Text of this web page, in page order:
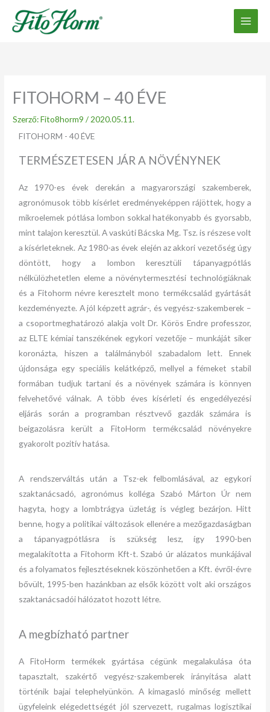
tartalomhoz
FITOHORM – 40 ÉVE
Szerző:Fito8horm9/ 2020.05.11.
FITOHORM - 40 ÉVE
TERMÉSZETESEN JÁR A NÖVÉNYNEK
Az 1970-es évek derekán a magyarországi szakemberek,
agronómusok több kísérlet eredményeképpen rájöttek, hogy a
mikroelemek pótlása lombon sokkal hatékonyabb és gyorsabb,
mint talajon keresztül. A vaskúti Bácska Mg. Tsz. is részese volt
a kísérleteknek. Az 1980-as évek elején az akkori vezetőség úgy
döntött, hogy a lombon keresztüli tápanyagpótlás
nélkülözhetetlen eleme a növénytermesztési technológiáknak
és a Fitohorm névre keresztelt mono termékcsalád gyártását
kezdeményezte. A jól képzett agrár-, és vegyész-szakemberek –
a csoportmeghatározó alakja volt Dr. Körös Endre professzor,
az ELTE kémiai tanszékének egykori vezetője – munkáját siker
koronázta, hiszen a találmányból szabadalom lett. Ennek
újdonsága egy speciális kelátképző, mellyel a fémeket stabil
formában tudjuk tartani és a növények számára is könnyen
felvehetővé válnak. A több éves kísérleti és engedélyezési
eljárás során a programban résztvevő gazdák számára is
beigazolásra került a FitoHorm termékcsalád növényekre
gyakorolt pozitív hatása.
A rendszerváltás után a Tsz-ek felbomlásával, az egykori
szaktanácsadó, agronómus kolléga Szabó Márton Úr nem
hagyta, hogy a lombtrágya üzletág is végleg bezárjon. Hitt
benne, hogy a politikai változások ellenére a mezőgazdaságban
a tápanyagpótlásra is szükség lesz, így 1990-ben
megalakította a Fitohorm Kft-t. Szabó úr alázatos munkájával
és a folyamatos fejlesztéseknek köszönhetően a Kft. évről-évre
bővült, 1995-ben hazánkban az elsők között volt aki országos
szaktanácsadói hálózatot hozott létre.
A megbízható partner
A FitoHorm termékek gyártása cégünk megalakulása óta
tapasztalt, szakértő vegyész-szakemberek irányítása alatt
történik bajai telephelyünkön. A kimagasló minőség mellett
ügyfeleink elégedettségét jól szervezett, rugalmas logisztikai